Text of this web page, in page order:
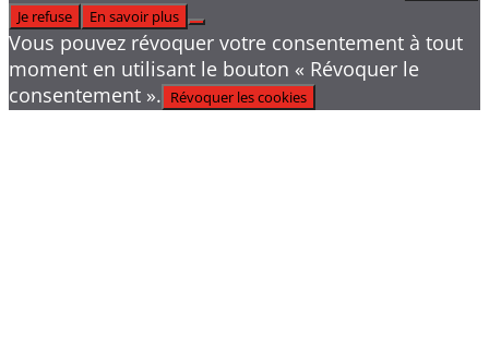
Je refuse
En savoir plus
Vous pouvez révoquer votre consentement à tout
moment en utilisant le bouton « Révoquer le
consentement ». Révoquer les cookies